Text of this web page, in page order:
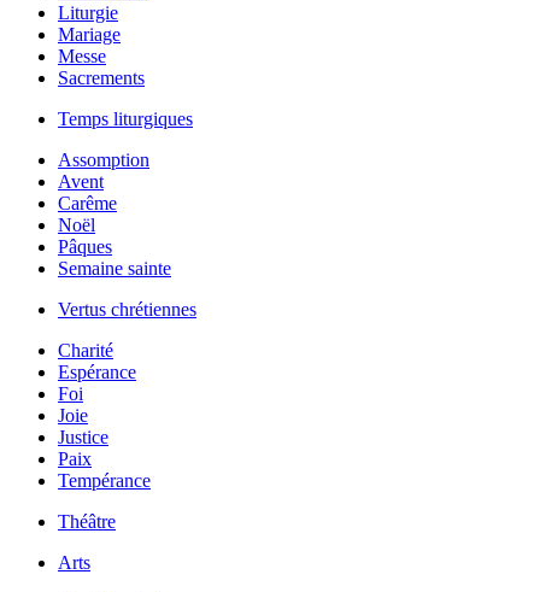
Liturgie
Mariage
Messe
Sacrements
Temps liturgiques
Assomption
Avent
Carême
Noël
Pâques
Semaine sainte
Vertus chrétiennes
Charité
Espérance
Foi
Joie
Justice
Paix
Tempérance
Théâtre
Arts